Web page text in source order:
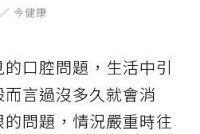
今健康
口腔問題，生活中引
言過沒多久就會消
問題，情況嚴重時往